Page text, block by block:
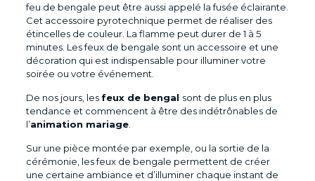
feu de bengale peut être aussi appelé la fusée éclairante.
Cet accessoire pyrotechnique permet de réaliser des
étincelles de couleur. La flamme peut durer de 1 à 5
minutes. Les feux de bengale sont un accessoire et une
décoration qui est indispensable pour illuminer votre
soirée ou votre événement.
De nos jours, les feux de bengal sont de plus en plus
tendance et commencent à être des indétrônables de
l’animation mariage.
Sur une pièce montée par exemple, ou la sortie de la
cérémonie, les feux de bengale permettent de créer
une certaine ambiance et d’illuminer chaque instant de